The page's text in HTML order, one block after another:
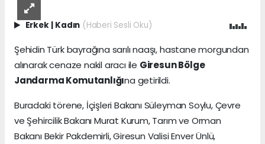
Erkek | Kadın (Haberi Sesli Oku)
Şehidin Türk bayrağına sarılı naaşı, hastane morgundan
alınarak cenaze nakil aracı ile Giresun Bölge
Jandarma Komutanlığına getirildi.
Buradaki törene, İçişleri Bakanı Süleyman Soylu, Çevre
ve Şehircilik Bakanı Murat Kurum, Tarım ve Orman
Bakanı Bekir Pakdemirli, Giresun Valisi Enver Ünlü,